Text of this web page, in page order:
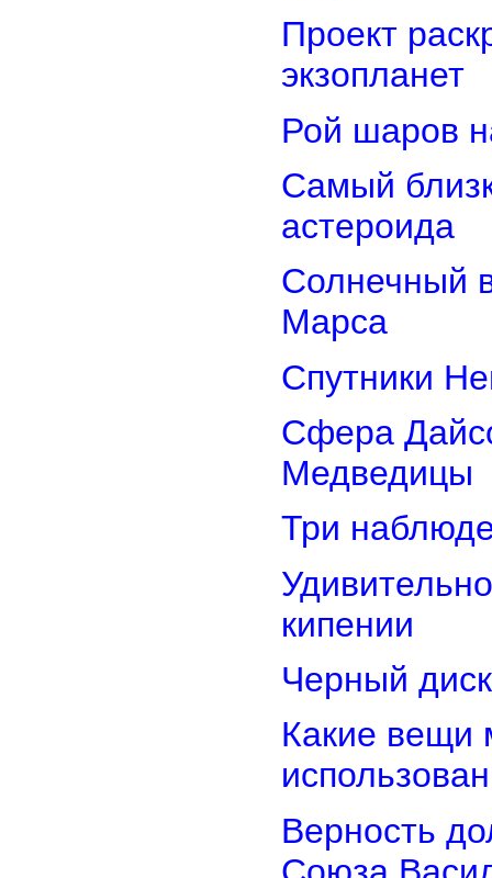
Проект
экзопланет
Рой шаров
Самый
астероида
Солнечный
Марса
Спутники
Сфера
Медведицы
Три
кипении
Черный
Какие вещи
Верность